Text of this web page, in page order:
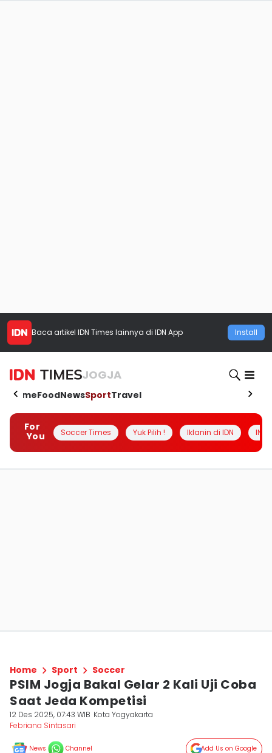
Baca artikel IDN Times lainnya di IDN App Install
JOGJA
HomeFoodNewsSportTravel
For
You
Soccer Times Yuk Pilih ! Iklanin di IDN
Home Sport Soccer
PSIM Jogja Bakal Gelar 2 Kali Uji Coba
Saat Jeda Kompetisi
12 Des 2025, 07:43 WIB Kota Yogyakarta
Febriana Sintasari
News Channel Add Us on Google